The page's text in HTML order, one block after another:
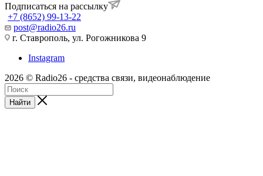
Подписаться на рассылку
+7 (8652) 99-13-22
post@radio26.ru
г. Ставрополь, ул. Рогожникова 9
Instagram
2026 © Radio26 - средства связи, видеонаблюдение
Найти